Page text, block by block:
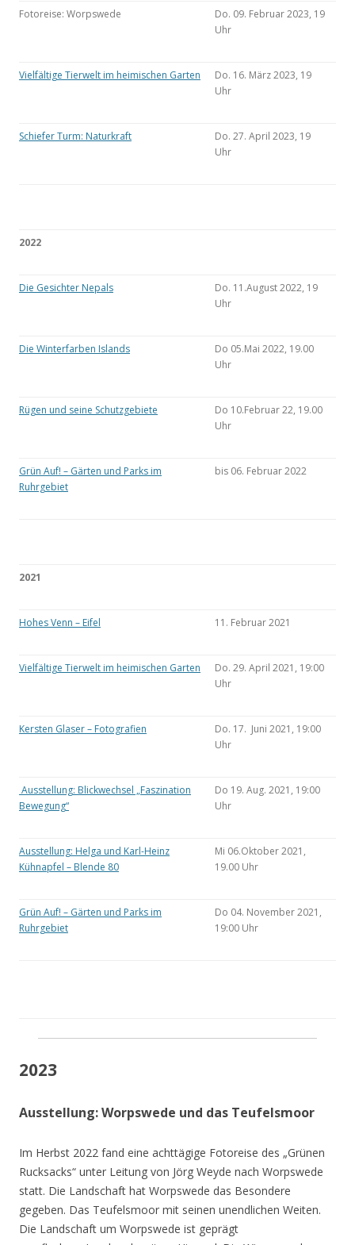
Fotoreise: Worpswede
Do. 09. Februar 2023, 19
Uhr
Vielfältige Tierwelt im heimischen Garten
Do. 16. März 2023, 19
Uhr
Schiefer Turm: Naturkraft
Do. 27. April 2023, 19
Uhr
2022
Die Gesichter Nepals
Do. 11.August 2022, 19
Uhr
Die Winterfarben Islands
Do 05.Mai 2022, 19.00
Uhr
Rügen und seine Schutzgebiete
Do 10.Februar 22, 19.00
Uhr
Grün Auf! – Gärten und Parks im
Ruhrgebiet
bis 06. Februar 2022
2021
Hohes Venn – Eifel 11. Februar 2021
Vielfältige Tierwelt im heimischen Garten
Do. 29. April 2021, 19:00
Uhr
Kersten Glaser – Fotografien
Do. 17. Juni 2021, 19:00
Uhr
Ausstellung: Blickwechsel „Faszination
Bewegung“
Do 19. Aug. 2021, 19:00
Uhr
Ausstellung: Helga und Karl-Heinz
Kühnapfel – Blende 80
Mi 06.Oktober 2021,
19.00 Uhr
Grün Auf! – Gärten und Parks im
Ruhrgebiet
Do 04. November 2021,
19:00 Uhr
2023
Ausstellung: Worpswede und das Teufelsmoor
Im Herbst 2022 fand eine achttägige Fotoreise des „Grünen
Rucksacks“ unter Leitung von Jörg Weyde nach Worpswede
statt. Die Landschaft hat Worpswede das Besondere
gegeben. Das Teufelsmoor mit seinen unendlichen Weiten.
Die Landschaft um Worpswede ist geprägt